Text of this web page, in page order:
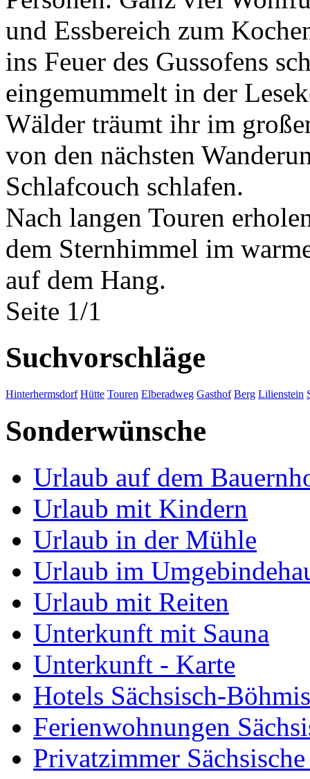
und Essbereich zum
ins Feuer des Gussofens
eingemummelt in der
Wälder träumt ihr im
von den nächsten
Schlafcouch schlafen.
Nach langen Touren
dem Sternhimmel im
auf dem Hang.
Seite 1/1
Suchvorschläge
Hinterhermsdorf Hütte Touren Elberadweg Gasthof Berg Lilienstein
Sonderwünsche
Urlaub auf dem
Urlaub mit Kindern
Urlaub in der Mühle
Urlaub im
Urlaub mit Reiten
Unterkunft mit Sauna
Unterkunft - Karte
Hotels Sächsisch-
Ferienwohnungen
Privatzimmer